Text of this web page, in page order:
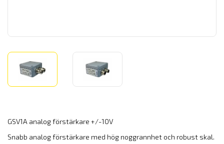
GSV1A analog förstärkare +/-10V
Snabb analog förstärkare med hög noggrannhet och robust skal.